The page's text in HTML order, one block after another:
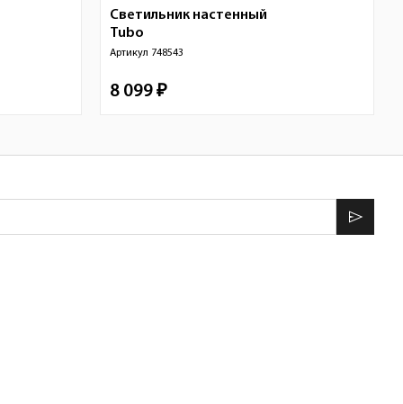
Светильник настенный
Tubo
Артикул 748543
8 099 ₽
send